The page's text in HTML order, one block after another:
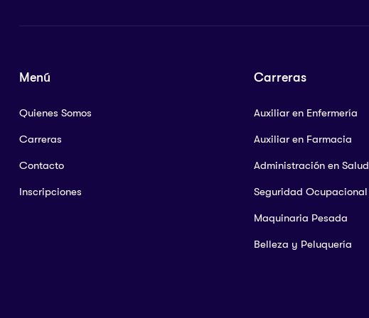
Menú
Quienes Somos
Carreras
Contacto
Inscripciones
Carreras
Auxiliar en Enfermería
Auxiliar en Farmacia
Administración en Salud
Seguridad Ocupacional
Maquinaria Pesada
Belleza y Peluquería